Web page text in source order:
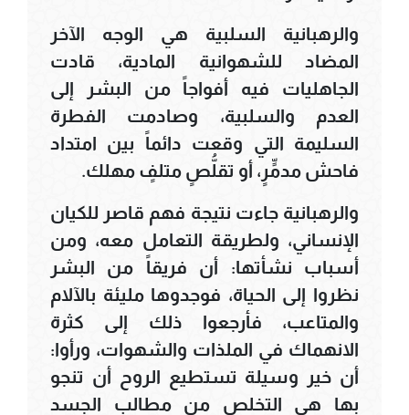
والرهبانية السلبية هي الوجه الآخر
المضاد للشهوانية المادية، قادت
الجاهليات فيه أفواجاً من البشر إلى
العدم والسلبية، وصادمت الفطرة
السليمة التي وقعت دائماً بين امتداد
فاحش مدمٍّرٍ، أو تقلُّصٍ متلفٍ مهلك.
والرهبانية جاءت نتيجة فهم قاصر للكيان
الإنساني، ولطريقة التعامل معه، ومن
أسباب نشأتها: أن فريقاً من البشر
نظروا إلى الحياة، فوجدوها مليئة بالآلام
والمتاعب، فأرجعوا ذلك إلى كثرة
الانهماك في الملذات والشهوات، ورأوا:
أن خير وسيلة تستطيع الروح أن تنجو
بها هي التخلص من مطالب الجسد